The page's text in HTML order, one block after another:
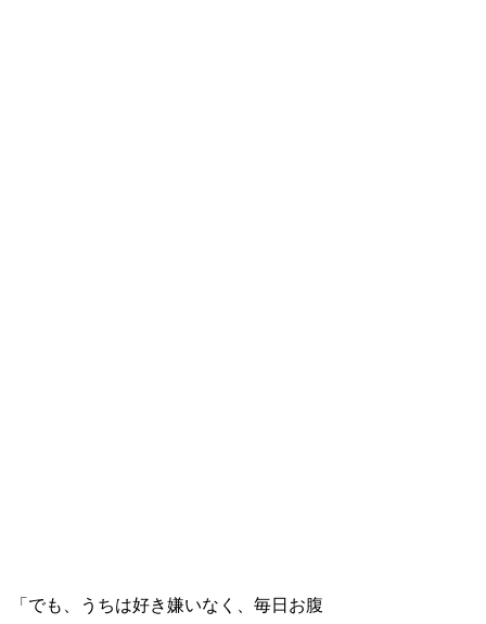
「でも、うちは好き嫌いなく、毎日お腹